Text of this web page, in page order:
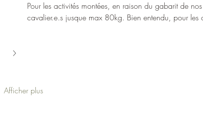
Pour les activités montées, en raison du gabarit de
cavalier.e.s jusque max 80kg. Bien entendu, pour
Afficher plus